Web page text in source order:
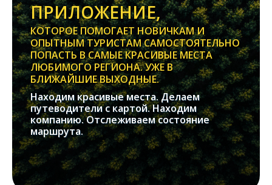
ПРИЛОЖЕНИЕ,
КОТОРОЕ ПОМОГАЕТ НОВИЧКАМ И
ОПЫТНЫМ ТУРИСТАМ САМОСТОЯТЕЛЬНО
ПОПАСТЬ В САМЫЕ КРАСИВЫЕ МЕСТА
ЛЮБИМОГО РЕГИОНА. УЖЕ В
БЛИЖАЙШИЕ ВЫХОДНЫЕ.
Находим красивые места. Делаем
путеводители с картой. Находим
компанию. Отслеживаем состояние
маршрута.